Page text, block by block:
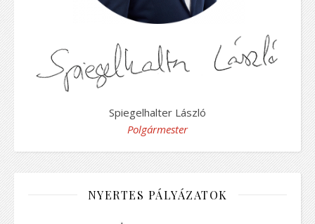
Spiegelhalter László
Polgármester
NYERTES PÁLYÁZATOK